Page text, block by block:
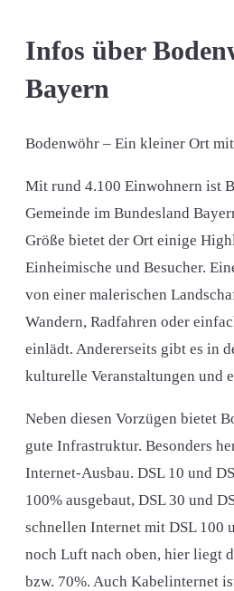
Infos über
Bayern
Bodenwöhr – Ein kleiner Ort
Mit rund 4.100 Einwohnern ist
Gemeinde im Bundesland
Größe bietet der Ort einige
Einheimische und Besucher.
von einer malerischen
Wandern, Radfahren oder
einlädt. Andererseits gibt es in
kulturelle Veranstaltungen und
Neben diesen Vorzügen bietet
gute Infrastruktur. Besonders
Internet-Ausbau. DSL 10 und
100% ausgebaut, DSL 30 und
schnellen Internet mit DSL 100
noch Luft nach oben, hier liegt
bzw. 70%. Auch Kabelinternet